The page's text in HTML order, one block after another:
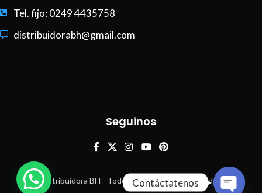
Tel. fijo: 0249 4435758
distribuidorabh@gmail.com
Seguinos
Distribuidora BH - Todos los derechos reservados
Contáctatenos